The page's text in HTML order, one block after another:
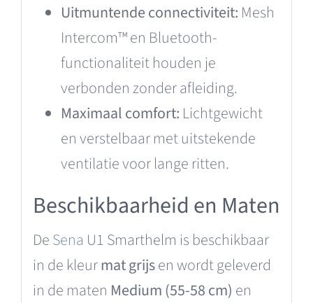
Uitmuntende connectiviteit: Mesh
Intercom™ en Bluetooth-
functionaliteit houden je
verbonden zonder afleiding.
Maximaal comfort: Lichtgewicht
en verstelbaar met uitstekende
ventilatie voor lange ritten.
Beschikbaarheid en Maten
DeSena U1 Smarthelm is beschikbaar
in de kleurmat grijsen wordt geleverd
in de maten Medium (55-58 cm) en